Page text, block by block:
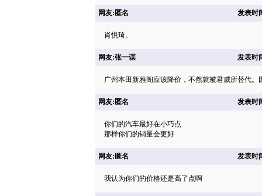
网友:匿名 发表时
肖悦琦。
网友:张一谋 发表时
广州本田新雅阁应该降价，不然就被君威所替代
网友:匿名 发表时
你们的汽车最好在小巧点
那样你们的销量会更好
网友:匿名 发表时
我认为你们的价格还是高了点啊